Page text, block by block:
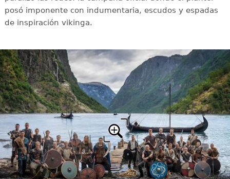
posó imponente con indumentaria, escudos y espadas
de inspiración vikinga.